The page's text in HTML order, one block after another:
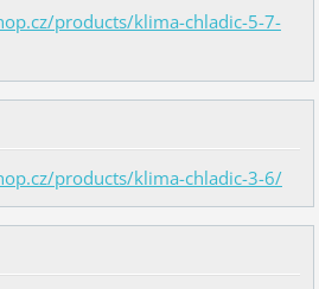
products/klima-chladic-5-7-
products/klima-chladic-3-6/